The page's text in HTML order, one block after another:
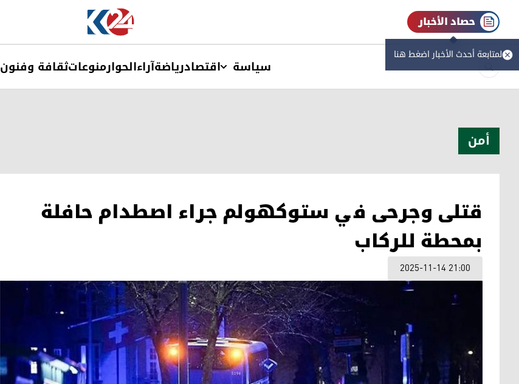
حصاد الأخبار
لمتابعة أحدث الأخبار اضغط هنا
سیاسة اقتصادریاضةآراءالحوارمنوعاتثقافة وفنون
أمن
قتلى وجرحى في ستوكهولم جراء اصطدام حافلة
بمحطة للركاب
2025-11-14 21:00